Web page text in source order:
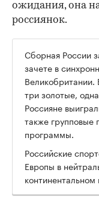
ожидания, она
россиянок.
Сборная России
зачете в
три золотые,
Россияне
также групповые
программы.
Российские
Европы в